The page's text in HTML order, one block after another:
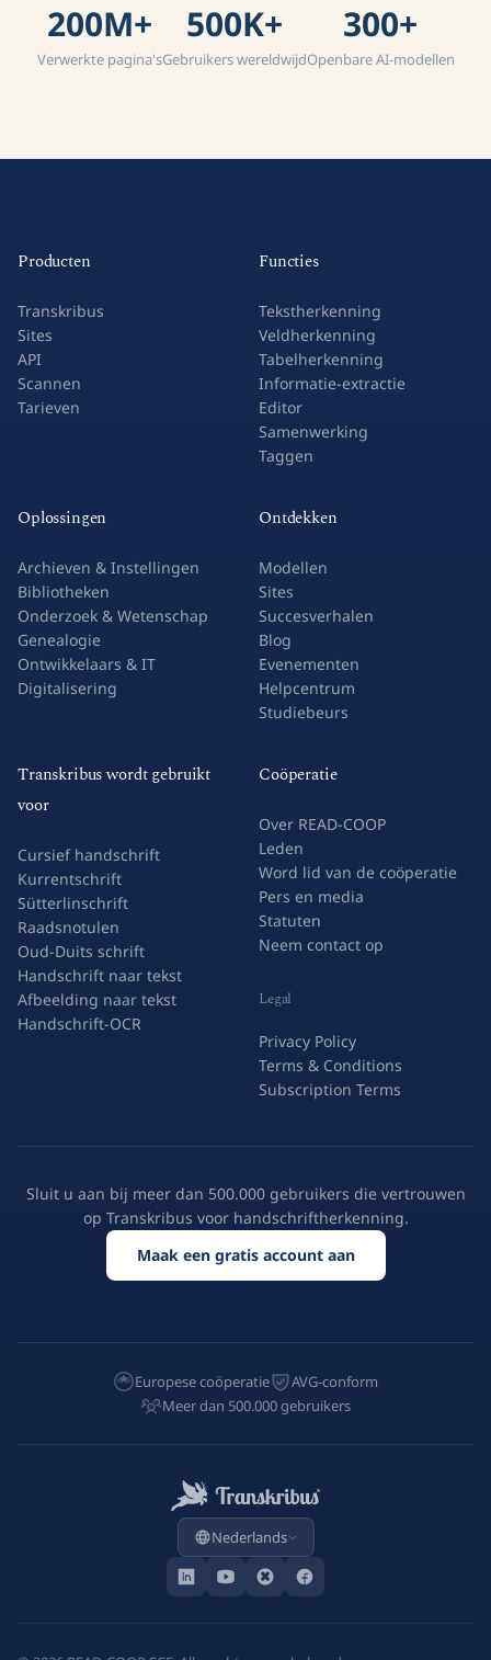
200M+
Verwerkte pagina's
500K+
Gebruikers wereldwijd
300+
Openbare AI-modellen
Producten
Transkribus
Sites
API
Scannen
Tarieven
Functies
Tekstherkenning
Veldherkenning
Tabelherkenning
Informatie-extractie
Editor
Samenwerking
Taggen
Oplossingen
Archieven & Instellingen
Bibliotheken
Onderzoek & Wetenschap
Genealogie
Ontwikkelaars & IT
Digitalisering
Ontdekken
Modellen
Sites
Succesverhalen
Blog
Evenementen
Helpcentrum
Studiebeurs
Transkribus wordt gebruikt
voor
Cursief handschrift
Kurrentschrift
Sütterlinschrift
Raadsnotulen
Oud-Duits schrift
Handschrift naar tekst
Afbeelding naar tekst
Handschrift-OCR
Coöperatie
Over READ-COOP
Leden
Word lid van de coöperatie
Pers en media
Statuten
Neem contact op
Legal
Privacy Policy
Terms & Conditions
Subscription Terms
Sluit u aan bij meer dan 500.000 gebruikers die vertrouwen
op Transkribus voor handschriftherkenning.
Maak een gratis account aan
Europese coöperatie
AVG-conform
Meer dan 500.000 gebruikers
Nederlands